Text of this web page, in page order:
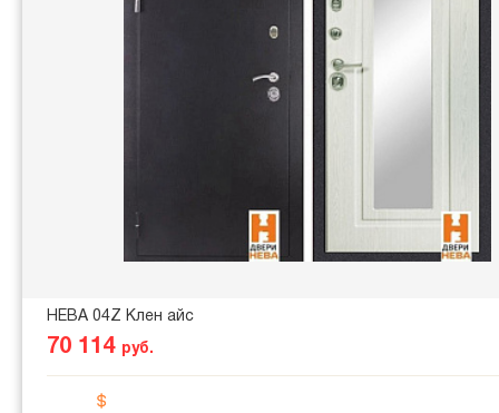
НЕВА 04Z Клен айс
70 114 руб.